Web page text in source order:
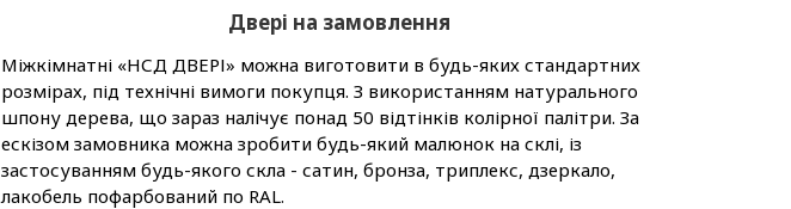
Двері на замовлення
Міжкімнатні «НСД ДВЕРІ» можна виготовити в будь-яких стандартних
розмірах, під технічні вимоги покупця. З використанням натурального
шпону дерева, що зараз налічує понад 50 відтінків колірної палітри. За
ескізом замовника можна зробити будь-який малюнок на склі, із
застосуванням будь-якого скла - сатин, бронза, триплекс, дзеркало,
лакобель пофарбований по RAL.